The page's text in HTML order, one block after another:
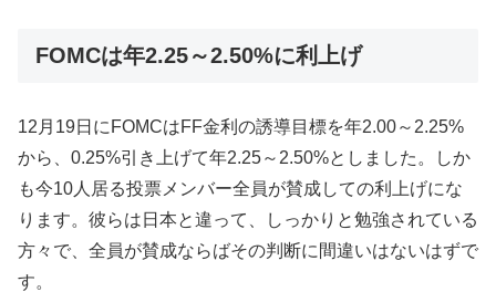
FOMCは年2.25～2.50%に利上げ
12月19日にFOMCはFF金利の誘導目標を年2.00～2.25%
から、0.25%引き上げて年2.25～2.50%としました。しか
も今10人居る投票メンバー全員が賛成しての利上げにな
ります。彼らは日本と違って、しっかりと勉強されている
方々で、全員が賛成ならばその判断に間違いはないはずで
す。